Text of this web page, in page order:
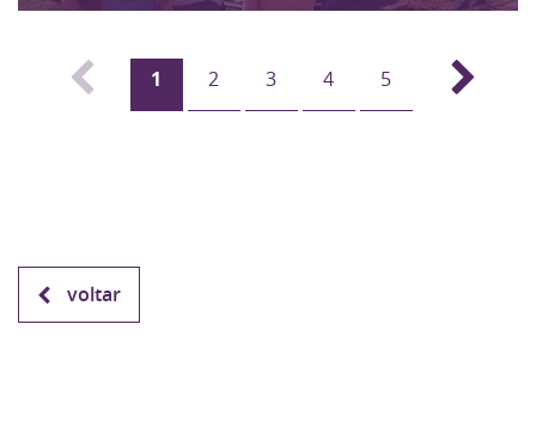
1 2 3 4 5
voltar